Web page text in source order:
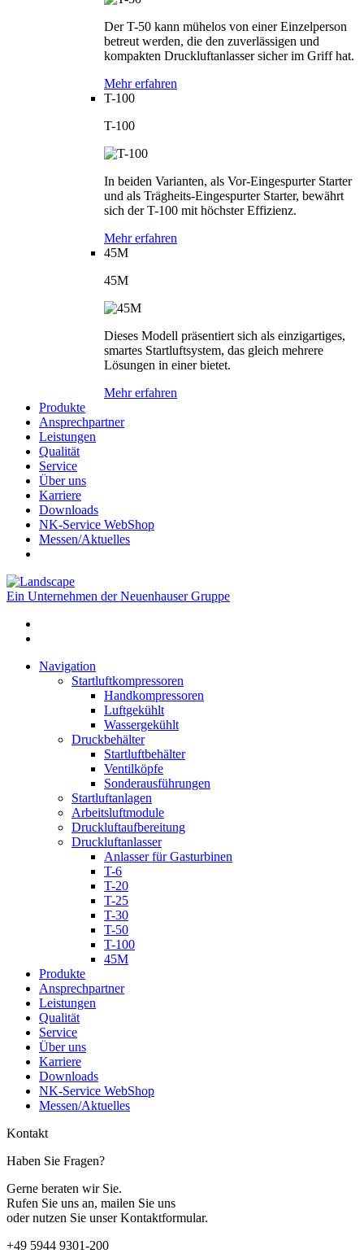
Der T-50 kann mühelos von einer Einzelperson
betreut werden, die den zuverlässigen und
kompakten Druckluftanlasser sicher im Griff hat.
Mehr erfahren
T-100
T-100
In beiden Varianten, als Vor-Eingespurter Starter
und als Trägheits-Eingespurter Starter, bewährt
sich der T-100 mit höchster Effizienz.
Mehr erfahren
45M
45M
Dieses Modell präsentiert sich als einzigartiges,
smartes Startluftsystem, das gleich mehrere
Lösungen in einer bietet.
Mehr erfahren
Produkte
Ansprechpartner
Leistungen
Qualität
Service
Über uns
Karriere
Downloads
NK-Service WebShop
Messen/Aktuelles
Ein Unternehmen der Neuenhauser Gruppe
Navigation
Startluftkompressoren
Handkompressoren
Luftgekühlt
Wassergekühlt
Druckbehälter
Startluftbehälter
Ventilköpfe
Sonderausführungen
Startluftanlagen
Arbeitsluftmodule
Druckluftaufbereitung
Druckluftanlasser
Anlasser für Gasturbinen
T-6
T-20
T-25
T-30
T-50
T-100
45M
Produkte
Ansprechpartner
Leistungen
Qualität
Service
Über uns
Karriere
Downloads
NK-Service WebShop
Messen/Aktuelles
Kontakt
Haben Sie Fragen?
Gerne beraten wir Sie.
Rufen Sie uns an, mailen Sie uns
oder nutzen Sie unser Kontaktformular.
+49 5944 9301-200